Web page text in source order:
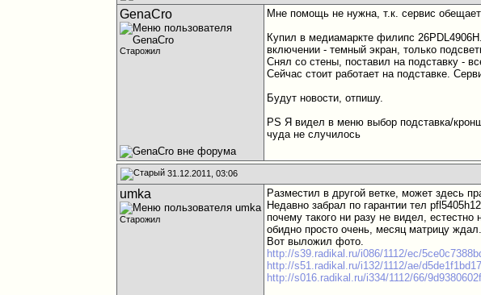
GenaCro
Старожил
Мне помощь не нужна, т.к. сервис
Купил в медиамаркте филипс
включении - темный экран, только
Снял со стены, поставил на подставку -
Сейчас стоит работает на подставке.
Будут новости, отпишу.
PS Я видел в меню выбор подставка/
чуда не случилось
31.12.2011, 03:06
umka
Старожил
Разместил в другой ветке, может здесь
Недавно забрал по гарантии тел
почему такого ни разу не видел,
обидно просто очень, месяц матрицу ждал.
Вот выложил фото.
http://s39.radikal.ru/i086/1112/ec/
http://s51.radikal.ru/i132/1112/ae/
http://s016.radikal.ru/i334/1112/66/